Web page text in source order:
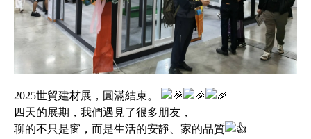
2025世貿建材展，圓滿結束。
四天的展期，我們遇見了很多朋友，
聊的不只是窗，而是生活的安靜、家的品質